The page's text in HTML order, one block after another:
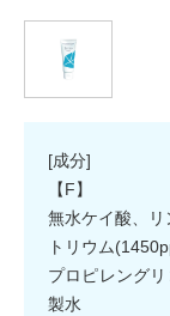
[成分]
【F】
無水ケイ酸、
トリウム
プロピレング
製水